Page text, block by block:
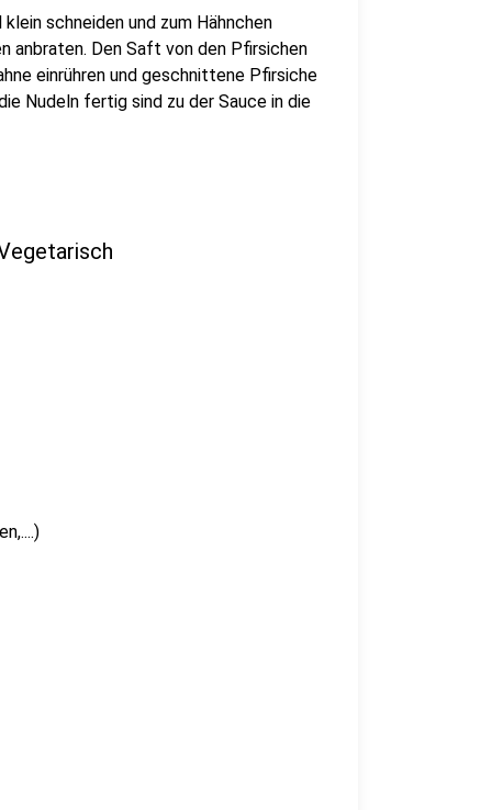
schneiden und zum Hähnchen
anbraten. Den Saft von den Pfirsichen
einrühren und geschnittene Pfirsiche
Nudeln fertig sind zu der Sauce in die